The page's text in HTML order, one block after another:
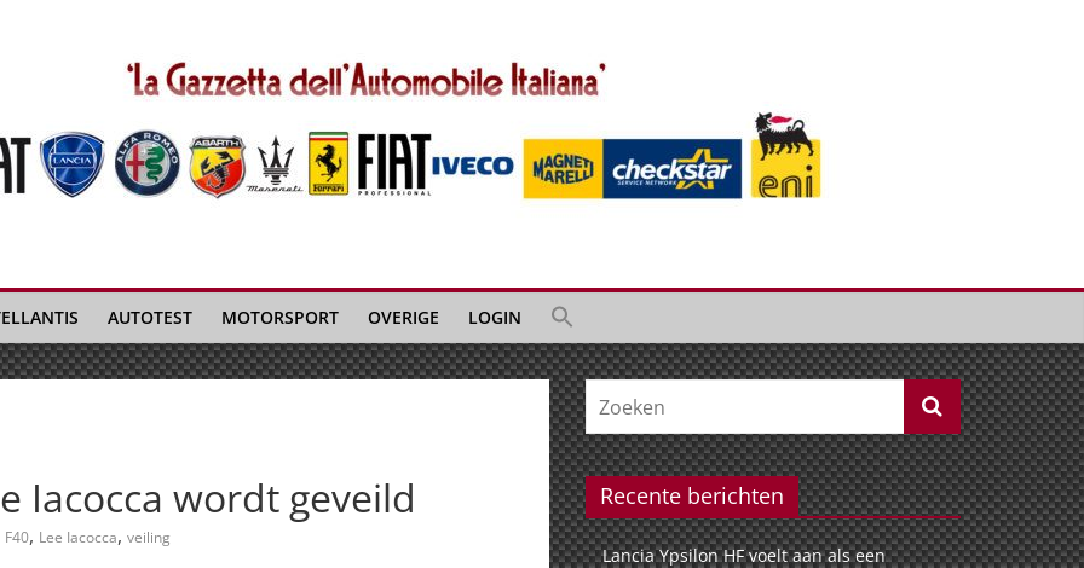
AUTOTEST MOTORSPORT OVERIGE LOGIN
Iacocca wordt geveild
F40, Lee Iacocca, veiling
Recente berichten
Lancia Ypsilon HF voelt aan als een